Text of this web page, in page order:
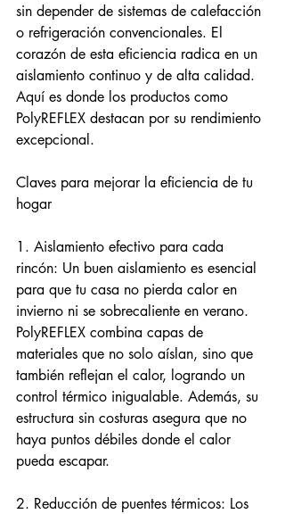
sin depender de sistemas de calefacción
o refrigeración convencionales. El
corazón de esta eficiencia radica en un
aislamiento continuo y de alta calidad.
Aquí es donde los productos como
PolyREFLEX destacan por su rendimiento
excepcional.
Claves para mejorar la eficiencia de tu
hogar
1. Aislamiento efectivo para cada
rincón: Un buen aislamiento es esencial
para que tu casa no pierda calor en
invierno ni se sobrecaliente en verano.
PolyREFLEX combina capas de
materiales que no solo aíslan, sino que
también reflejan el calor, logrando un
control térmico inigualable. Además, su
estructura sin costuras asegura que no
haya puntos débiles donde el calor
pueda escapar.
2. Reducción de puentes térmicos: Los